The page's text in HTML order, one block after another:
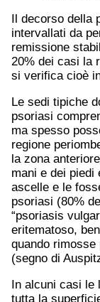
Il decorso della
intervallati da
remissione
20% dei casi la
si verifica cioè
Le sedi tipiche
psoriasi
ma spesso
regione
la zona
mani e dei piedi
ascelle e le
psoriasi (80%
“psoriasis
eritematoso,
quando rimosse
(segno di
In alcuni casi le
tutta la